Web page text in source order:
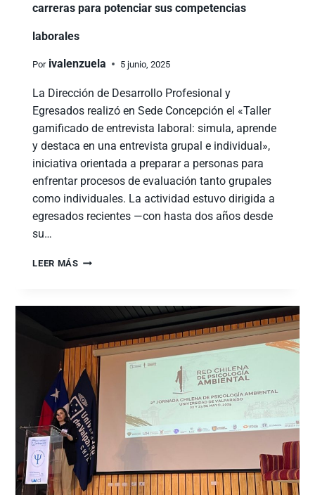
carreras para potenciar sus competencias
laborales
Por ivalenzuela 5 junio, 2025
La Dirección de Desarrollo Profesional y
Egresados realizó en Sede Concepción el «Taller
gamificado de entrevista laboral: simula, aprende
y destaca en una entrevista grupal e individual»,
iniciativa orientada a preparar a personas para
enfrentar procesos de evaluación tanto grupales
como individuales. La actividad estuvo dirigida a
egresados recientes —con hasta dos años desde
su…
LEER MÁS